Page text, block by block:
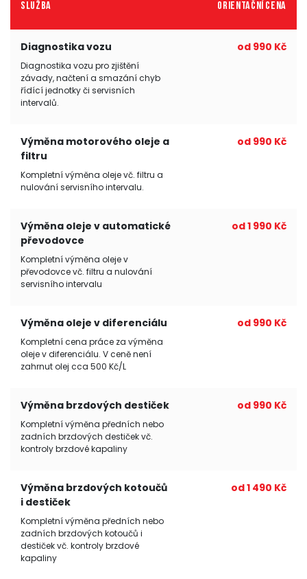
Služba Orientační cena
Diagnostika vozu
Diagnostika vozu pro zjištění
závady, načtení a smazání chyb
řídící jednotky či servisních
intervalů.
od 990 Kč
Výměna motorového oleje a
filtru
Kompletní výměna oleje vč. filtru a
nulování servisního intervalu.
od 990 Kč
Výměna oleje v automatické
převodovce
Kompletní výměna oleje v
převodovce vč. filtru a nulování
servisního intervalu
od 1 990 Kč
Výměna oleje v diferenciálu
Kompletní cena práce za výměna
oleje v diferenciálu. V ceně není
zahrnut olej cca 500 Kč/L
od 990 Kč
Výměna brzdových destiček
Kompletní výměna předních nebo
zadních brzdových destiček vč.
kontroly brzdové kapaliny
od 990 Kč
Výměna brzdových kotoučů
i destiček
Kompletní výměna předních nebo
zadních brzdových kotoučů i
destiček vč. kontroly brzdové
kapaliny
od 1 490 Kč